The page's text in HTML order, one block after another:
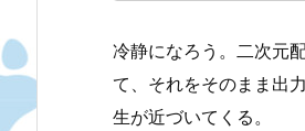
冷静になろう。二次元
て、それをそのまま出
生が近づいてくる。